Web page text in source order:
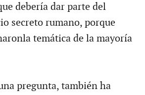
debería dar parte del
secreto rumano, porque
temática de la mayoría
pregunta, también ha